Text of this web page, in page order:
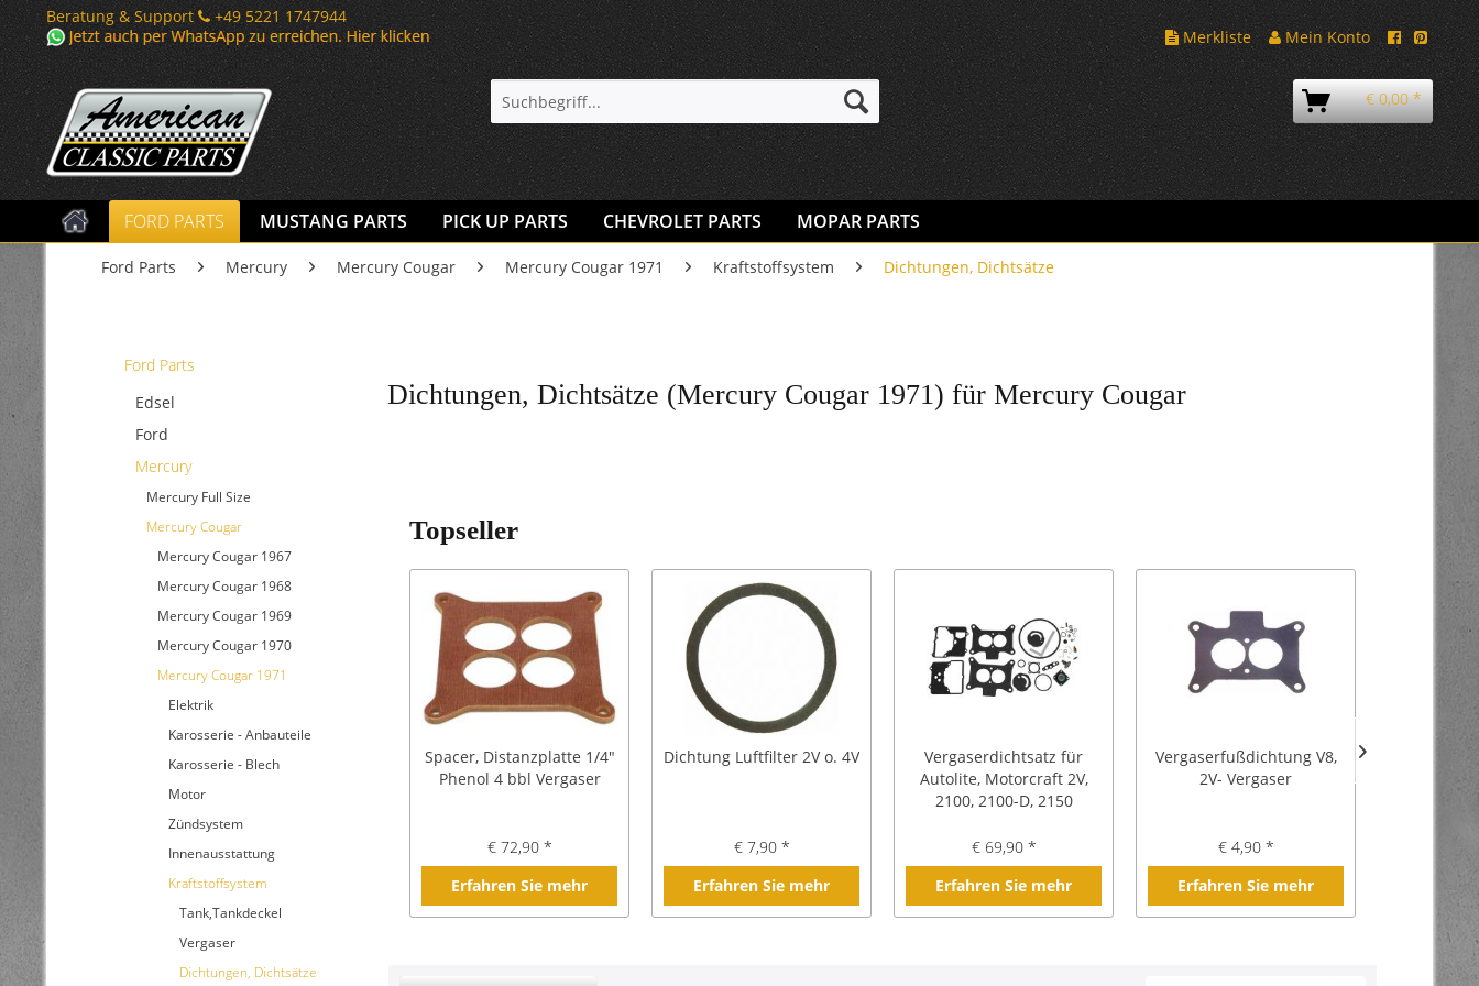
Beratung & Support
+49 5221 1747944
Merkliste
Mein Konto
€ 0,00 *
FORD PARTS MUSTANG PARTS PICK UP PARTS CHEVROLET PARTS MOPAR PARTS
Ford Parts Mercury Mercury Cougar Mercury Cougar 1971 Kraftstoffsystem Dichtungen, Dichtsätze
Ford Parts
Edsel
Ford
Mercury
Mercury Full Size
Mercury Cougar
Mercury Cougar 1967
Mercury Cougar 1968
Mercury Cougar 1969
Mercury Cougar 1970
Mercury Cougar 1971
Elektrik
Karosserie - Anbauteile
Karosserie - Blech
Motor
Zündsystem
Innenausstattung
Kraftstoffsystem
Tank,Tankdeckel
Vergaser
Dichtungen, Dichtsätze
Dichtungen, Dichtsätze (Mercury Cougar 1971) für Mercury Cougar
Topseller
Spacer, Distanzplatte 1/4"
Phenol 4 bbl Vergaser
€ 72,90 *
Erfahren Sie mehr
Dichtung Luftfilter 2V o. 4V
€ 7,90 *
Erfahren Sie mehr
Vergaserdichtsatz für
Autolite, Motorcraft 2V,
2100, 2100-D, 2150
€ 69,90 *
Erfahren Sie mehr
Vergaserfußdichtung V8,
2V- Vergaser
€ 4,90 *
Erfahren Sie mehr